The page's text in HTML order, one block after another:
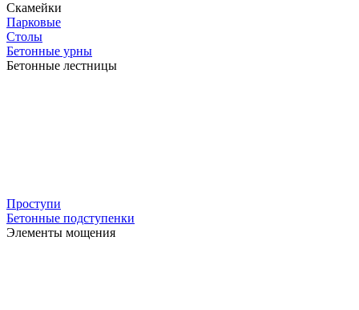
Скамейки
Парковые
Столы
Бетонные урны
Бетонные лестницы
Проступи
Бетонные подступенки
Элементы мощения